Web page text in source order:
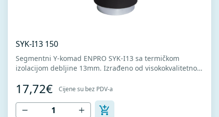
SYK-I13 150
Segmentni Y-komad ENPRO SYK-I13 sa termičkom
izolacijom debljine 13mm. Izrađeno od visokokvalitetnog
U skladu sa standardima MEST EN 1506 I MEST EN
12237.
17,72€ Cijene su bez PDV-a